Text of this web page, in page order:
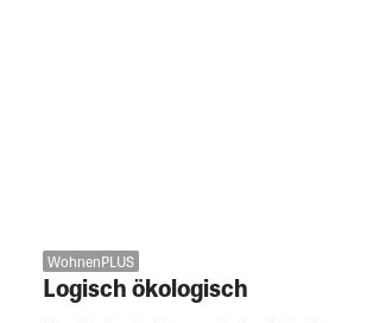
WohnenPLUS
Logisch ökologisch